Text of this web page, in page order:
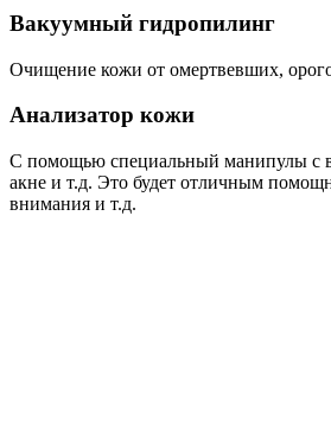
Вакуумный гидропилинг
Очищение кожи от омертвевших,
Анализатор кожи
С помощью специальный манипулы с
акне и т.д. Это будет отличным
внимания и т.д.